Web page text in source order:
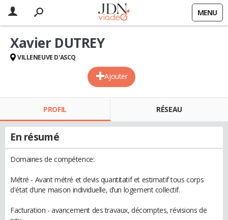
MENU
Ajouter
Xavier DUTREY
VILLENEUVE D'ASCQ
PROFIL RÉSEAU
En résumé
Domaines de compétence:
Métré - Avant métré et devis quantitatif et estimatif tous corps
d'état d’une maison individuelle, d’un logement collectif.
Facturation - avancement des travaux, décomptes, révisions de